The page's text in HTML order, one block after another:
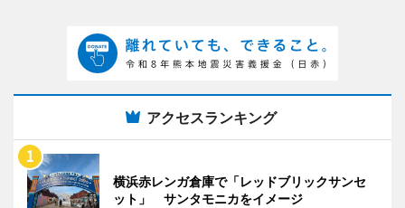
アクセスランキング
横浜赤レンガ倉庫で「レッドブリックサンセ
ット」 サンタモニカをイメージ